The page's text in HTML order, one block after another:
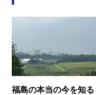
福島の本当の今を知